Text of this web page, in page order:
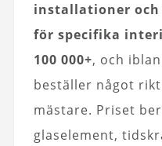
installationer och
för specifika
100 000+, och
beställer något
mästare. Priset
glaselement,